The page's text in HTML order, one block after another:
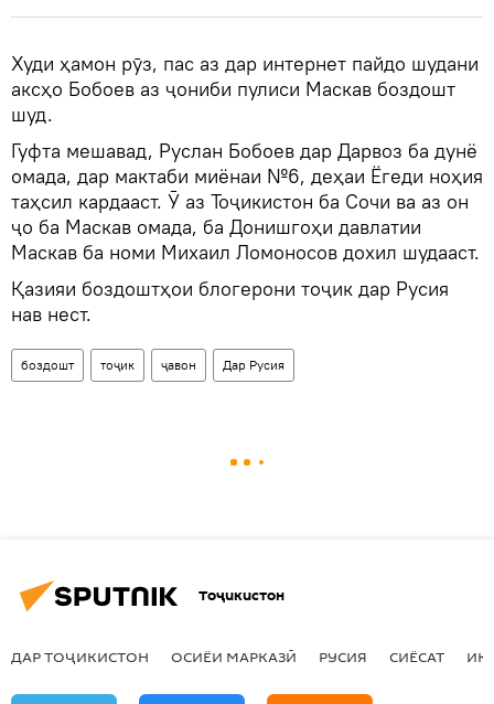
Худи ҳамон рӯз, пас аз дар интернет пайдо шудани
аксҳо Бобоев аз ҷониби пулиси Маскав боздошт
шуд.
Гуфта мешавад, Руслан Бобоев дар Дарвоз ба дунё
омада, дар мактаби миёнаи №6, деҳаи Ёгеди ноҳия
таҳсил кардааст. Ӯ аз Тоҷикистон ба Сочи ва аз он
ҷо ба Маскав омада, ба Донишгоҳи давлатии
Маскав ба номи Михаил Ломоносов дохил шудааст.
Қазияи боздоштҳои блогерони тоҷик дар Русия
нав нест.
боздошт тоҷик ҷавон Дар Русия
Тоҷикистон
ДАР ТОҶИКИСТОН ОСИЁИ МАРКАЗӢ РУСИЯ СИЁСАТ